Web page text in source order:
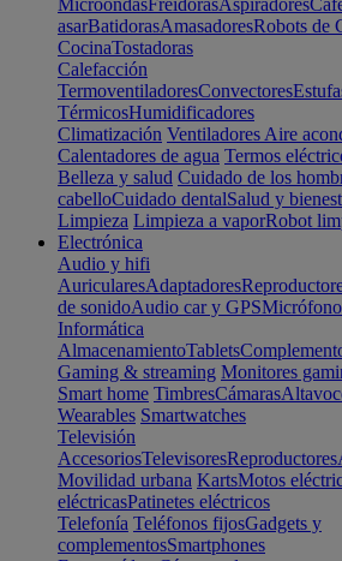
MicroondasFreidorasAspiradores
asarBatidorasAmasadoresRobots de
CocinaTostadoras
Calefacción
TermoventiladoresConvectores
TérmicosHumidificadores
Climatización Ventiladores Aire
Calentadores de agua Termos
Belleza y salud Cuidado de los
cabelloCuidado dentalSalud y
Limpieza Limpieza a vaporRobot
Electrónica
Audio y hifi
AuricularesAdaptadores
de sonidoAudio car y GPS
Informática
AlmacenamientoTablets
Gaming & streaming Monitores
Smart home TimbresCámaras
Wearables Smartwatches
Televisión
AccesoriosTelevisoresReproductores
Movilidad urbana KartsMotos
eléctricasPatinetes eléctricos
Telefonía Teléfonos fijosGadgets y
complementosSmartphones